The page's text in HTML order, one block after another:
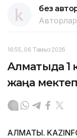
без
Авторлар
16:55, 06 Тамыз 2026
Алматыда 1
жаңа
АЛМАТЫ.